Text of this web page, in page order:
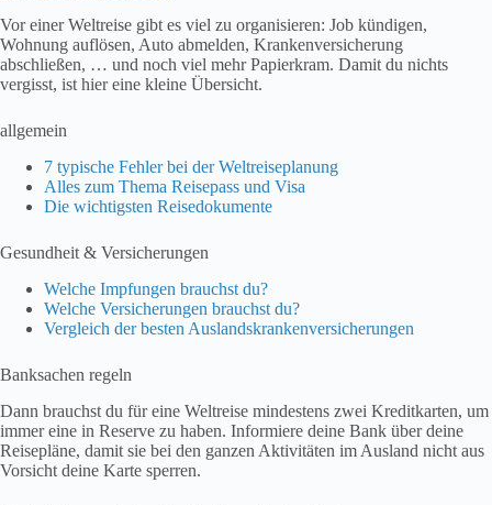
Vor einer Weltreise gibt es viel zu organisieren: Job kündigen,
Wohnung auflösen, Auto abmelden, Krankenversicherung
abschließen, … und noch viel mehr Papierkram. Damit du nichts
vergisst, ist hier eine kleine Übersicht.
allgemein
7 typische Fehler bei der Weltreiseplanung
Alles zum Thema Reisepass und Visa
Die wichtigsten Reisedokumente
Gesundheit & Versicherungen
Welche Impfungen brauchst du?
Welche Versicherungen brauchst du?
Vergleich der besten Auslandskrankenversicherungen
Banksachen regeln
Dann brauchst du für eine Weltreise mindestens zwei Kreditkarten, um
immer eine in Reserve zu haben. Informiere deine Bank über deine
Reisepläne, damit sie bei den ganzen Aktivitäten im Ausland nicht aus
Vorsicht deine Karte sperren.